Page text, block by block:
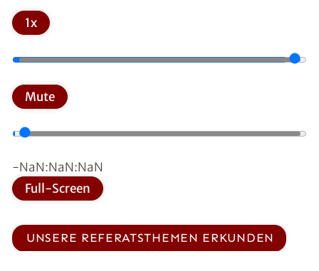
1x
Mute
-NaN:NaN:NaN
Full-Screen
UNSERE REFERATSTHEMEN ERKUNDEN